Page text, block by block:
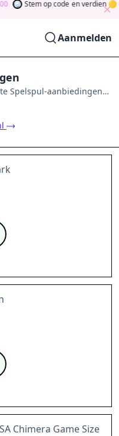
Stem op code en verdien 0
Aanmelden
Spelspul-aanbiedingen
stemmen, testen, delen
Chimera Game Size